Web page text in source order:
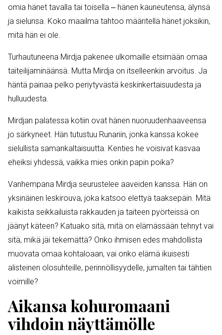
omia hänet tavalla tai toisella ‒ hänen kauneutensa, älynsä
ja sielunsa. Koko maailma tahtoo määritellä hänet joksikin,
mitä hän ei ole.
Turhautuneena Mirdja pakenee ulkomaille etsimään omaa
taiteilijaminäänsä. Mutta Mirdja on itselleenkin arvoitus. Ja
häntä painaa pelko periytyvästä keskinkertaisuudesta ja
hulluudesta.
Mirdjan palatessa kotiin ovat hänen nuoruudenhaaveensa
jo särkyneet. Hän tutustuu Runariin, jonka kanssa kokee
sielullista samankaltaisuutta. Kenties he voisivat kasvaa
eheiksi yhdessä, vaikka mies onkin papin poika?
Vanhempana Mirdja seurustelee aaveiden kanssa. Hän on
yksinäinen leskirouva, joka katsoo elettyä taaksepäin. Mitä
kaikista seikkailuista rakkauden ja taiteen pyörteissä on
jäänyt käteen? Katuako sitä, mitä on elämässään tehnyt vai
sitä, mikä jäi tekemättä? Onko ihmisen edes mahdollista
muovata omaa kohtaloaan, vai onko elämä ikuisesti
alisteinen olosuhteille, perinnöllisyydelle, jumalten tai tähtien
voimille?
Aikansa kohuromaani
vihdoin näyttämölle